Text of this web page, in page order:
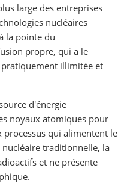
large des entreprises
nucléaires
la pointe du
propre, qui a le
illimitée et
d'énergie
noyaux atomiques pour
qui alimentent le
traditionnelle, la
et ne présente